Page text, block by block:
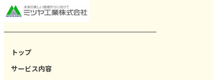
トップ
サービス内容